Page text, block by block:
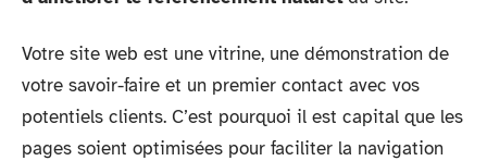
Votre site web est une vitrine, une démonstration de
votre savoir-faire et un premier contact avec vos
potentiels clients. C’est pourquoi il est capital que les
pages soient optimisées pour faciliter la navigation